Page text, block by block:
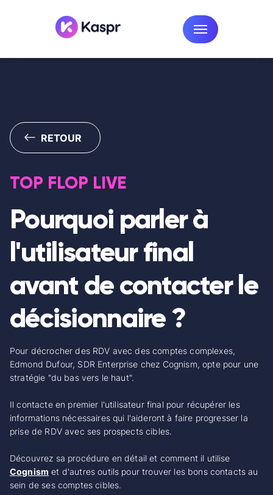
RETOUR
TOP FLOP LIVE
Pourquoi parler à
l'utilisateur final
avant de contacter le
décisionnaire ?
Pour décrocher des RDV avec des comptes complexes,
Edmond Dufour, SDR Enterprise chez Cognism, opte pour une
stratégie "du bas vers le haut".
Il contacte en premier l'utilisateur final pour récupérer les
informations nécessaires qui l'aideront à faire progresser la
prise de RDV avec ses prospects cibles.
Découvrez sa procédure en détail et comment il utilise
Cognism et d'autres outils pour trouver les bons contacts au
sein de ses comptes cibles.